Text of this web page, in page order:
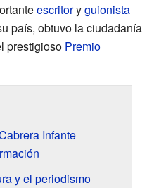
escritoryguionista
país, obtuvo la ciudadanía
prestigioso Premio
Infante
y el periodismo